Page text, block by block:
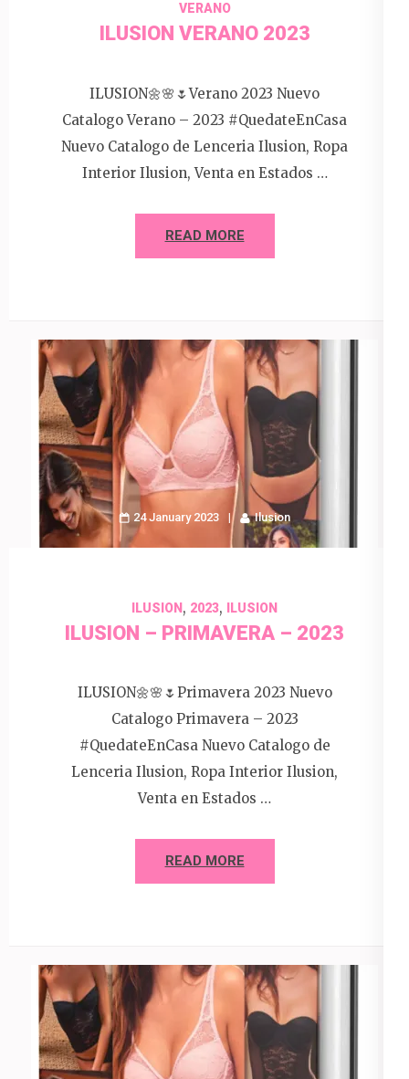
VERANO
ILUSION VERANO 2023
ILUSION🌼🌸🌷Verano 2023 Nuevo
Catalogo Verano – 2023 #QuedateEnCasa
Nuevo Catalogo de Lenceria Ilusion, Ropa
Interior Ilusion, Venta en Estados …
READ MORE
24 January 2023 Ilusion
ILUSION, 2023, ILUSION
ILUSION – PRIMAVERA – 2023
ILUSION🌼🌸🌷Primavera 2023 Nuevo
Catalogo Primavera – 2023
#QuedateEnCasa Nuevo Catalogo de
Lenceria Ilusion, Ropa Interior Ilusion,
Venta en Estados …
READ MORE